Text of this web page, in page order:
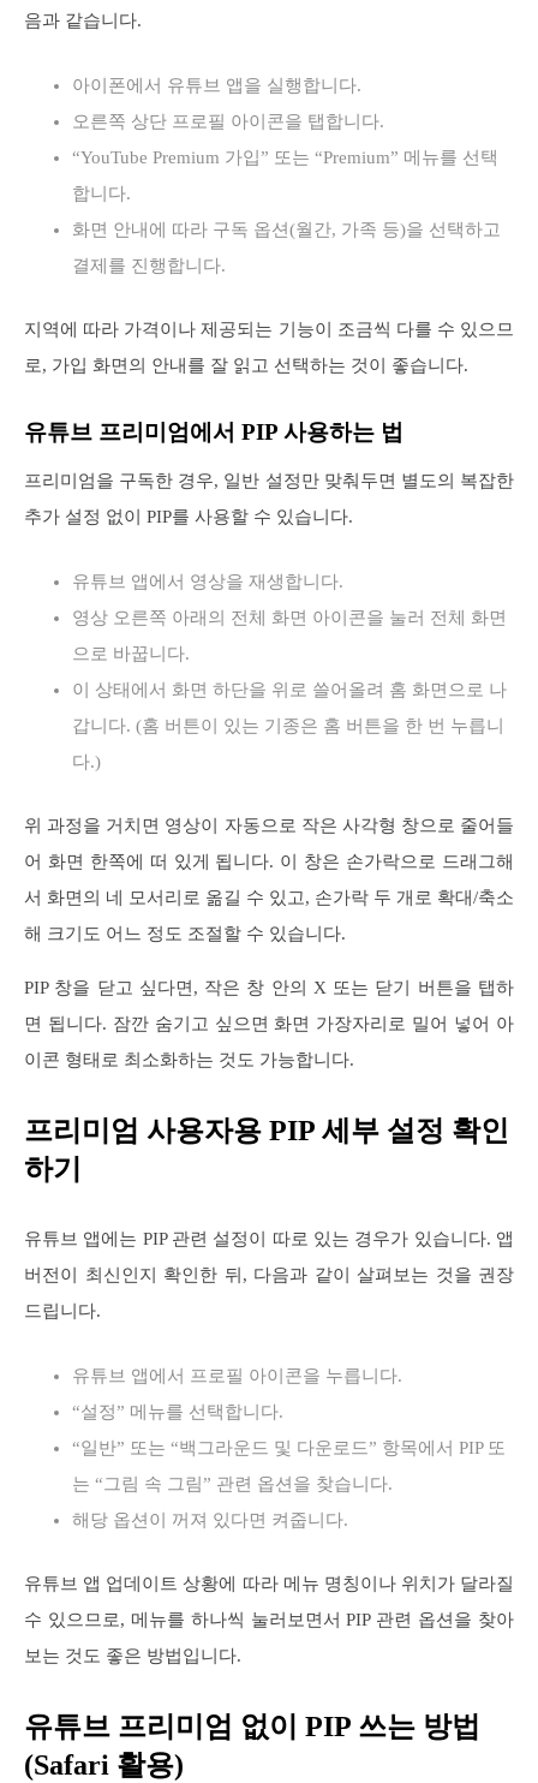
음과 같습니다.
아이폰에서 유튜브 앱을 실행합니다.
오른쪽 상단 프로필 아이콘을 탭합니다.
“YouTube Premium 가입” 또는 “Premium” 메뉴를 선택
합니다.
화면 안내에 따라 구독 옵션(월간, 가족 등)을 선택하고
결제를 진행합니다.
지역에 따라 가격이나 제공되는 기능이 조금씩 다를 수 있으므
로, 가입 화면의 안내를 잘 읽고 선택하는 것이 좋습니다.
유튜브 프리미엄에서 PIP 사용하는 법
프리미엄을 구독한 경우, 일반 설정만 맞춰두면 별도의 복잡한
추가 설정 없이 PIP를 사용할 수 있습니다.
유튜브 앱에서 영상을 재생합니다.
영상 오른쪽 아래의 전체 화면 아이콘을 눌러 전체 화면
으로 바꿉니다.
이 상태에서 화면 하단을 위로 쓸어올려 홈 화면으로 나
갑니다. (홈 버튼이 있는 기종은 홈 버튼을 한 번 누릅니
다.)
위 과정을 거치면 영상이 자동으로 작은 사각형 창으로 줄어들
어 화면 한쪽에 떠 있게 됩니다. 이 창은 손가락으로 드래그해
서 화면의 네 모서리로 옮길 수 있고, 손가락 두 개로 확대/축소
해 크기도 어느 정도 조절할 수 있습니다.
PIP 창을 닫고 싶다면, 작은 창 안의 X 또는 닫기 버튼을 탭하
면 됩니다. 잠깐 숨기고 싶으면 화면 가장자리로 밀어 넣어 아
이콘 형태로 최소화하는 것도 가능합니다.
프리미엄 사용자용 PIP 세부 설정 확인
하기
유튜브 앱에는 PIP 관련 설정이 따로 있는 경우가 있습니다. 앱
버전이 최신인지 확인한 뒤, 다음과 같이 살펴보는 것을 권장
드립니다.
유튜브 앱에서 프로필 아이콘을 누릅니다.
“설정” 메뉴를 선택합니다.
“일반” 또는 “백그라운드 및 다운로드” 항목에서 PIP 또
는 “그림 속 그림” 관련 옵션을 찾습니다.
해당 옵션이 꺼져 있다면 켜줍니다.
유튜브 앱 업데이트 상황에 따라 메뉴 명칭이나 위치가 달라질
수 있으므로, 메뉴를 하나씩 눌러보면서 PIP 관련 옵션을 찾아
보는 것도 좋은 방법입니다.
유튜브 프리미엄 없이 PIP 쓰는 방법
(Safari 활용)